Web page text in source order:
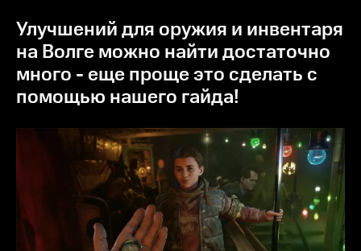
Улучшений для оружия и инвентаря
на Волге можно найти достаточно
много - еще проще это сделать с
помощью нашего гайда!